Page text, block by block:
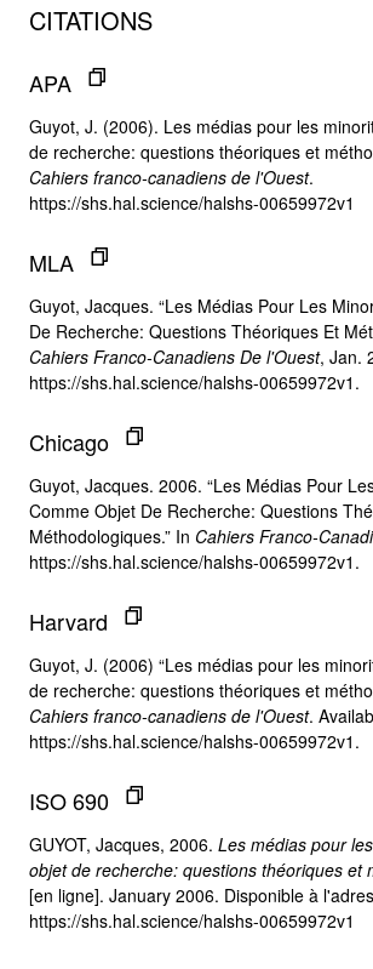
CITATIONS
APA
Guyot, J. (2006). Les médias pour les
de recherche: questions théoriques et
Cahiers franco-canadiens de l'Ouest.
https://shs.hal.science/halshs-00659972v1
MLA
Guyot, Jacques. “Les Médias Pour Les
De Recherche: Questions Théoriques Et
Cahiers Franco-Canadiens De l'Ouest, Jan.
https://shs.hal.science/halshs-00659972v1.
Chicago
Guyot, Jacques. 2006. “Les Médias Pour
Comme Objet De Recherche: Questions
Méthodologiques.” In Cahiers Franco-
https://shs.hal.science/halshs-00659972v1.
Harvard
Guyot, J. (2006) “Les médias pour les
de recherche: questions théoriques et
Cahiers franco-canadiens de l'Ouest.
https://shs.hal.science/halshs-00659972v1.
ISO 690
GUYOT, Jacques, 2006. Les médias pour
objet de recherche: questions théoriques et
[en ligne]. January 2006. Disponible à
https://shs.hal.science/halshs-00659972v1